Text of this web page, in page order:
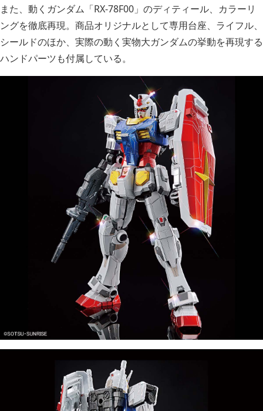
また、動くガンダム「RX-78F00」のディティール、カラーリ
ングを徹底再現。商品オリジナルとして専用台座、ライフル、
シールドのほか、実際の動く実物大ガンダムの挙動を再現する
ハンドパーツも付属している。